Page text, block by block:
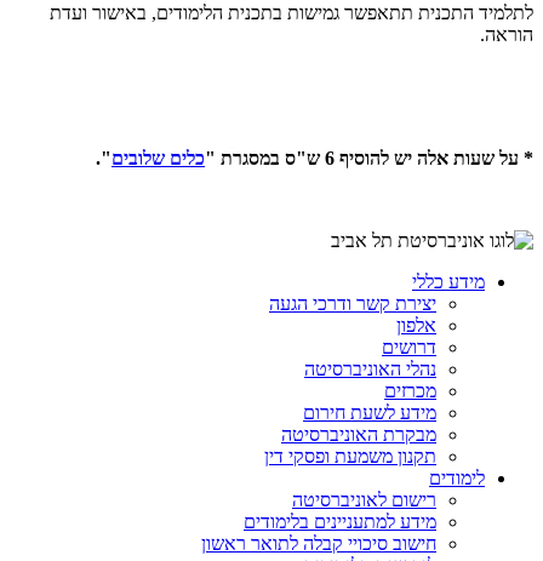
לתלמיד התכנית תתאפשר גמישות בתכנית הלימודים, באישור ועדת
הוראה.
* על שעות אלה יש להוסיף 6 ש"ס במסגרת " כלים שלובים".
מידע כללי
יצירת קשר ודרכי הגעה
אלפון
דרושים
נהלי האוניברסיטה
מכרזים
מידע לשעת חירום
מבקרת האוניברסיטה
תקנון משמעת ופסקי דין
לימודים
רישום לאוניברסיטה
מידע למתעניינים בלימודים
חישוב סיכויי קבלה לתואר ראשון